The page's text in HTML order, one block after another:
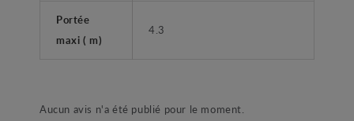
Portée
maxi ( m)
4.3
Aucun avis n'a été publié pour le moment.